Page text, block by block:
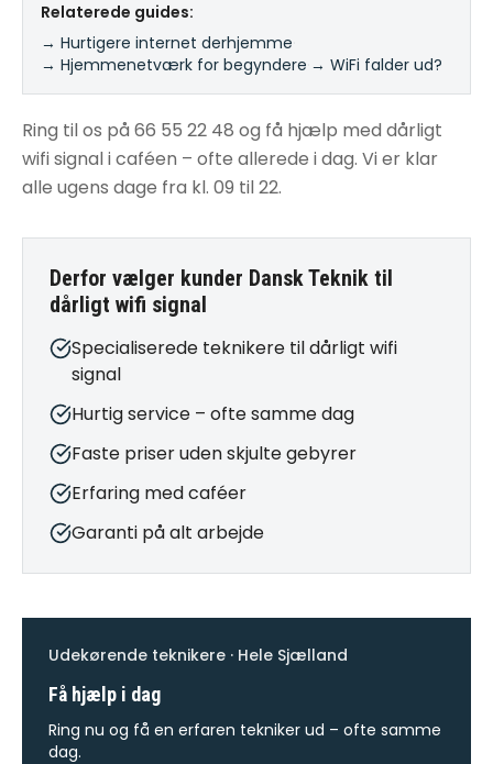
Relaterede guides:
→ Hurtigere internet derhjemme
→ Hjemmenetværk for begyndere → WiFi falder ud?
Ring til os på 66 55 22 48 og få hjælp med dårligt
wifi signal i caféen – ofte allerede i dag. Vi er klar
alle ugens dage fra kl. 09 til 22.
Derfor vælger kunder Dansk Teknik til
dårligt wifi signal
Specialiserede teknikere til dårligt wifi
signal
Hurtig service – ofte samme dag
Faste priser uden skjulte gebyrer
Erfaring med caféer
Garanti på alt arbejde
Udekørende teknikere · Hele Sjælland
Få hjælp i dag
Ring nu og få en erfaren tekniker ud – ofte samme
dag.